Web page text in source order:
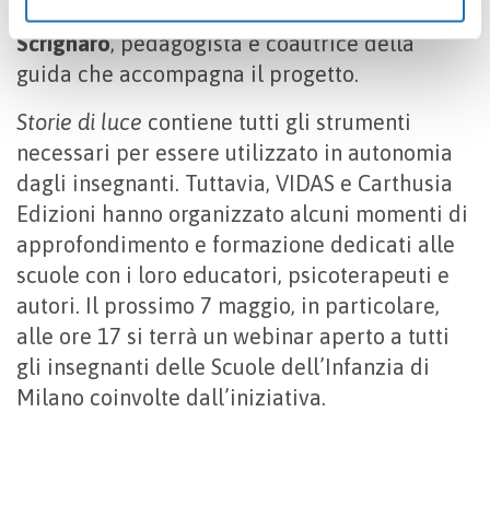
disabilitare soltanto determinate categorie di cookies
seleziona “PERSONALIZZA”. Per maggiori informazioni
e modificare le tue preferenze vai alla nostra
comincia fin da piccoli” – racconta
Scrignaro, pedagogista e coautrice della
guida che accompagna il progetto.
Storie di luce contiene tutti gli strumenti
necessari per essere utilizzato in autonomia
dagli insegnanti. Tuttavia, VIDAS e Carthusia
Edizioni hanno organizzato alcuni momenti di
approfondimento e formazione dedicati alle
scuole con i loro educatori, psicoterapeuti e
autori. Il prossimo 7 maggio, in particolare,
alle ore 17 si terrà un webinar aperto a tutti
gli insegnanti delle Scuole dell’Infanzia di
Milano coinvolte dall’iniziativa.